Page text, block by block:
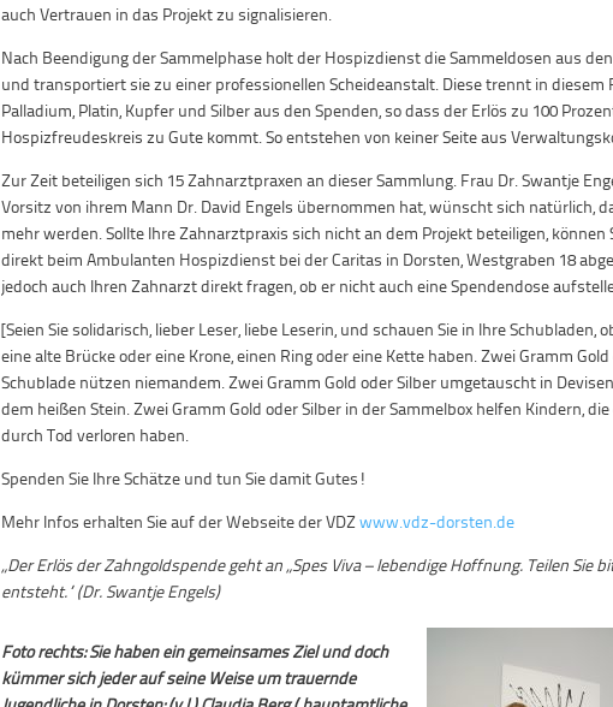
auch Vertrauen in das Projekt zu signalisieren.
Nach Beendigung der Sammelphase holt der Hospizdienst die Sammeldosen aus
und transportiert sie zu einer professionellen Scheideanstalt. Diese trennt in diesem
Palladium, Platin, Kupfer und Silber aus den Spenden, so dass der Erlös zu 100
Hospizfreudeskreis zu Gute kommt. So entstehen von keiner Seite aus
Zur Zeit beteiligen sich 15 Zahnarztpraxen an dieser Sammlung. Frau Dr. Swantje
Vorsitz von ihrem Mann Dr. David Engels übernommen hat, wünscht sich natürlich,
mehr werden. Sollte Ihre Zahnarztpraxis sich nicht an dem Projekt beteiligen, können
direkt beim Ambulanten Hospizdienst bei der Caritas in Dorsten, Westgraben 18
jedoch auch Ihren Zahnarzt direkt fragen, ob er nicht auch eine Spendendose
[Seien Sie solidarisch, lieber Leser, liebe Leserin, und schauen Sie in Ihre Schubladen,
eine alte Brücke oder eine Krone, einen Ring oder eine Kette haben. Zwei Gramm
Schublade nützen niemandem. Zwei Gramm Gold oder Silber umgetauscht in
dem heißen Stein. Zwei Gramm Gold oder Silber in der Sammelbox helfen Kindern,
durch Tod verloren haben.
Spenden Sie Ihre Schätze und tun Sie damit Gutes!
Mehr Infos erhalten Sie auf der Webseite der VDZwww.vdz-dorsten.de
„Der Erlös der Zahngoldspende geht an „Spes Viva – lebendige Hoffnung. Teilen Sie
entsteht.“ (Dr. Swantje Engels)
Foto rechts: Sie haben ein gemeinsames Ziel und doch
kümmer sich jeder auf seine Weise um trauernde